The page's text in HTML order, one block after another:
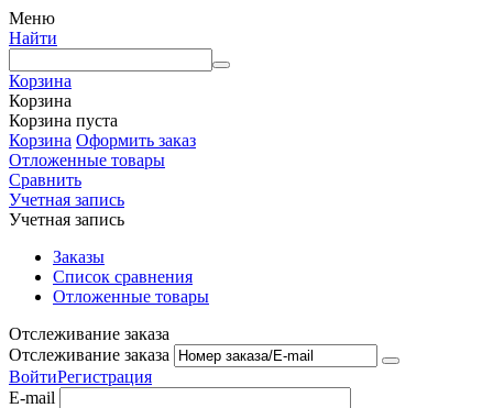
Меню
Найти
Корзина
Корзина
Корзина пуста
Корзина Оформить заказ
Отложенные товары
Сравнить
Учетная запись
Учетная запись
Заказы
Список сравнения
Отложенные товары
Отслеживание заказа
Отслеживание заказа
ВойтиРегистрация
E-mail